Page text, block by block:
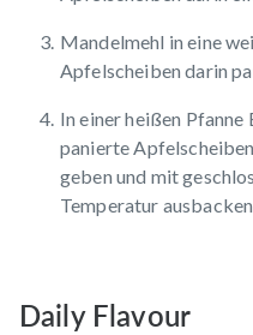
Mandelmehl in eine
Apfelscheiben darin
In einer heißen
panierte
geben und mit
Temperatur
Daily Flavour